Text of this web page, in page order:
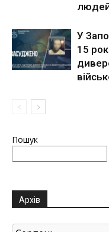
У
15
Пошук
Архів